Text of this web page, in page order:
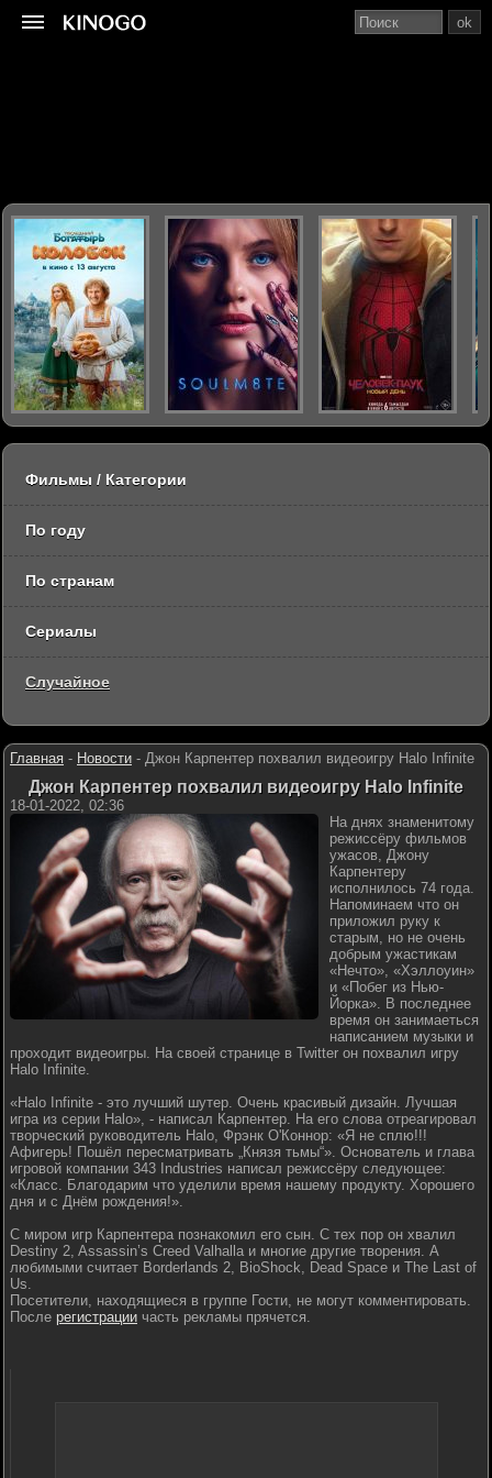
Главная - Новости - Джон Карпентер похвалил видеоигру Halo Infinite
Джон Карпентер похвалил видеоигру Halo Infinite
18-01-2022, 02:36
На днях знаменитому
режиссёру фильмов
ужасов, Джону
Карпентеру
исполнилось 74 года.
Напоминаем что он
приложил руку к
старым, но не очень
добрым ужастикам
«Нечто», «Хэллоуин»
и «Побег из Нью-
Йорка». В последнее
время он занимаеться
написанием музыки и
проходит видеоигры. На своей странице в Twitter он похвалил игру
Halo Infinite.
«Halo Infinite - это лучший шутер. Очень красивый дизайн. Лучшая
игра из серии Halo», - написал Карпентер. На его слова отреагировал
творческий руководитель Halo, Фрэнк О'Коннор: «Я не сплю!!!
Афигерь! Пошёл пересматривать „Князя тьмы“». Основатель и глава
игровой компании 343 Industries написал режиссёру следующее:
«Класс. Благодарим что уделили время нашему продукту. Хорошего
дня и с Днём рождения!».
С миром игр Карпентера познакомил его сын. С тех пор он хвалил
Destiny 2, Assassin’s Creed Valhalla и многие другие творения. А
любимыми считает Borderlands 2, BioShock, Dead Space и The Last of
Us.
Посетители, находящиеся в группе Гости, не могут комментировать.
После регистрации часть рекламы прячется.
ok
Фильмы / Категории
По году
По странам
Сериалы
Случайное